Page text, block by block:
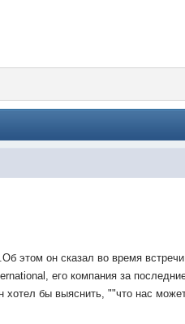
этом он сказал во время
его компания за
бы выяснить, ""что нас